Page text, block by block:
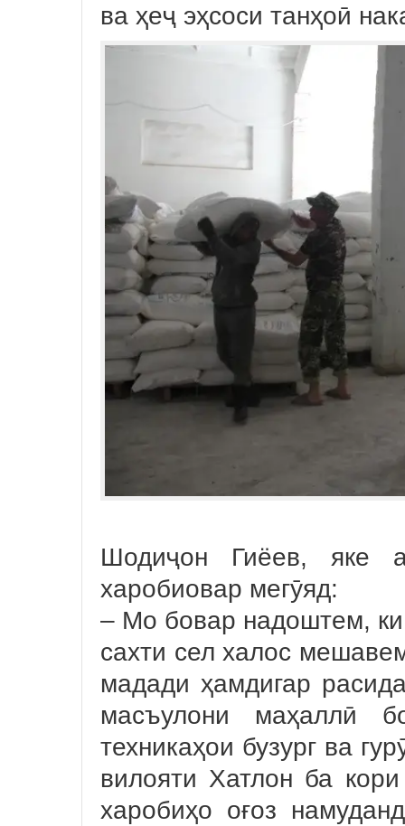
ва ҳеҷ эҳсоси танҳоӣ
Шодиҷон Гиёев, яке
харобиовар мегӯяд:
– Мо бовар надоштем, ки
сахти сел халос
мадади ҳамдигар
масъулони маҳаллӣ
техникаҳои бузург ва
вилояти Хатлон ба
харобиҳо оғоз